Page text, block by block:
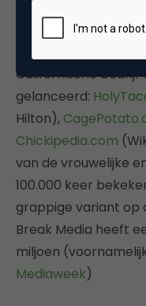
comedy videos,
Californische bedrijf
gelanceerd:
Hilton),
Chickipedia.com
van de vrouwelijke
100.000 keer
grappige variant op
Break Media heeft
miljoen
Mediaweek)